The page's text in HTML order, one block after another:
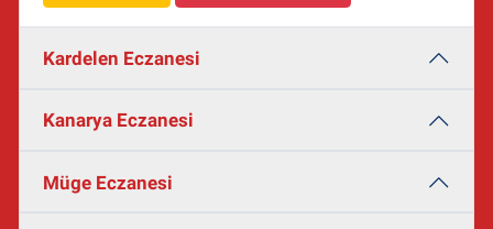
Kardelen Eczanesi
Kanarya Eczanesi
Müge Eczanesi